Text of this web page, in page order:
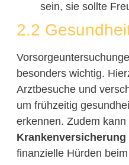
sein, sie sollte
2.2
besonders wichtig.
Arztbesuche und
um frühzeitig
erkennen. Zudem kann
Krankenversicherung
finanzielle Hürden